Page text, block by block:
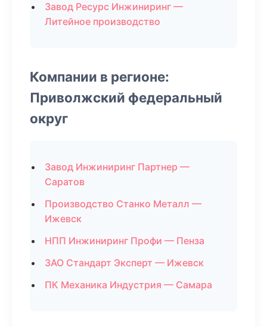
Завод Ресурс Инжиниринг —
Литейное производство
Компании в регионе:
Приволжский федеральный
округ
Завод Инжиниринг Партнер —
Саратов
Производство Станко Металл —
Ижевск
НПП Инжиниринг Профи — Пенза
ЗАО Стандарт Эксперт — Ижевск
ПК Механика Индустрия — Самара